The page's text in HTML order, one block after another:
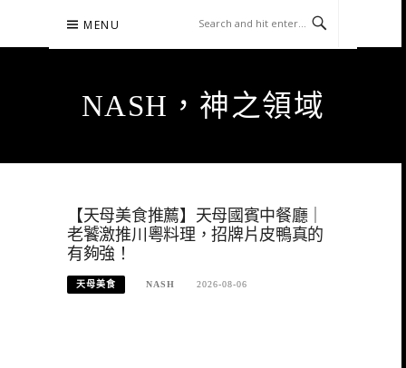
content
MENU
NASH，神之領域
【天母美食推薦】天母國賓中餐廳｜
老饕激推川粵料理，招牌片皮鴨真的
有夠強！
天母美食 NASH 2026-08-06